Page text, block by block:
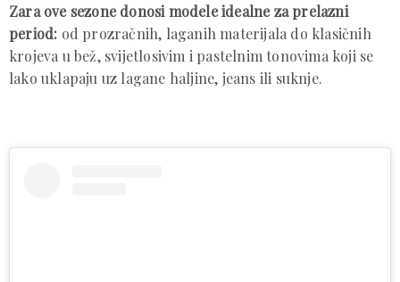
Zara ove sezone donosi modele idealne za prelazni
period: od prozračnih, laganih materijala do klasičnih
krojeva u bež, svijetlosivim i pastelnim tonovima koji se
lako uklapaju uz lagane haljine, jeans ili suknje.